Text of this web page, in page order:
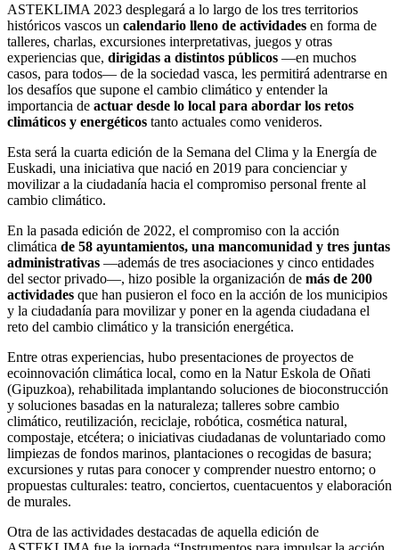
ASTEKLIMA 2023 desplegará a lo largo de los tres territorios
históricos vascos un calendario lleno de actividades en forma de
talleres, charlas, excursiones interpretativas, juegos y otras
experiencias que, dirigidas a distintos públicos —en muchos
casos, para todos— de la sociedad vasca, les permitirá adentrarse en
los desafíos que supone el cambio climático y entender la
importancia de actuar desde lo local para abordar los retos
climáticos y energéticos tanto actuales como venideros.
Esta será la cuarta edición de la Semana del Clima y la Energía de
Euskadi, una iniciativa que nació en 2019 para concienciar y
movilizar a la ciudadanía hacia el compromiso personal frente al
cambio climático.
En la pasada edición de 2022, el compromiso con la acción
climática de 58 ayuntamientos, una mancomunidad y tres juntas
administrativas —además de tres asociaciones y cinco entidades
del sector privado—, hizo posible la organización de más de 200
actividades que han pusieron el foco en la acción de los municipios
y la ciudadanía para movilizar y poner en la agenda ciudadana el
reto del cambio climático y la transición energética.
Entre otras experiencias, hubo presentaciones de proyectos de
ecoinnovación climática local, como en la Natur Eskola de Oñati
(Gipuzkoa), rehabilitada implantando soluciones de bioconstrucción
y soluciones basadas en la naturaleza; talleres sobre cambio
climático, reutilización, reciclaje, robótica, cosmética natural,
compostaje, etcétera; o iniciativas ciudadanas de voluntariado como
limpiezas de fondos marinos, plantaciones o recogidas de basura;
excursiones y rutas para conocer y comprender nuestro entorno; o
propuestas culturales: teatro, conciertos, cuentacuentos y elaboración
de murales.
Otra de las actividades destacadas de aquella edición de